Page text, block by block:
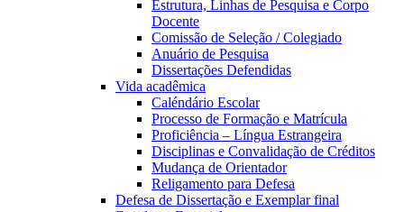
Estrutura, Linhas de Pesquisa e Corpo
Docente
Comissão de Seleção / Colegiado
Anuário de Pesquisa
Dissertações Defendidas
Vida acadêmica
Caléndário Escolar
Processo de Formação e Matrícula
Proficiência – Língua Estrangeira
Disciplinas e Convalidação de Créditos
Mudança de Orientador
Religamento para Defesa
Defesa de Dissertação e Exemplar final